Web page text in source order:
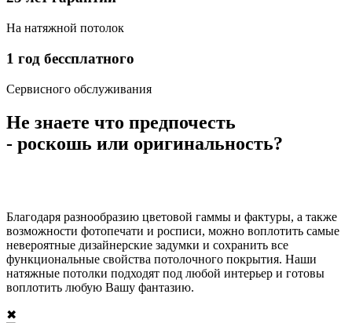
На натяжной потолок
1 год бессплатного
Сервисного обслуживания
Не знаете что предпочесть
- роскошь или оригинальность?
Благодаря разнообразию цветовой гаммы и фактуры, а также
возможности фотопечати и росписи, можно воплотить самые
невероятные дизайнерские задумки и сохранить все
функциональные свойства потолочного покрытия. Наши
натяжные потолки подходят под любой интерьер и готовы
воплотить любую Вашу фантазию.
✖